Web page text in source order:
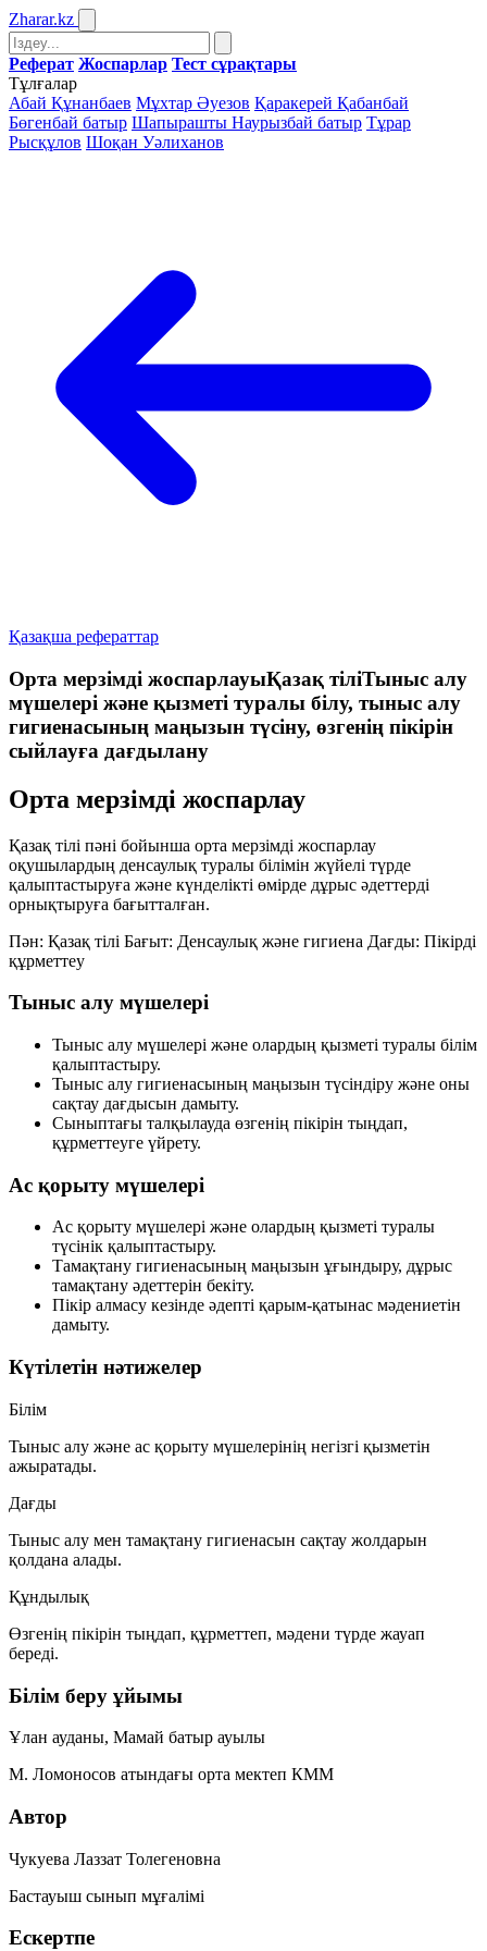
Zharar.kz
Реферат Жоспарлар Тест сұрақтары
Тұлғалар
Абай Құнанбаев Мұхтар Әуезов Қаракерей Қабанбай
Бөгенбай батыр Шапырашты Наурызбай батыр Тұрар
Рысқұлов Шоқан Уәлиханов
Қазақша рефераттар
Орта мерзімді жоспарлауыҚазақ тіліТыныс алу
мүшелері және қызметі туралы білу, тыныс алу
гигиенасының маңызын түсіну, өзгенің пікірін
сыйлауға дағдылану
Орта мерзімді жоспарлау
Қазақ тілі пәні бойынша орта мерзімді жоспарлау
оқушылардың денсаулық туралы білімін жүйелі түрде
қалыптастыруға және күнделікті өмірде дұрыс әдеттерді
орнықтыруға бағытталған.
Пән: Қазақ тілі Бағыт: Денсаулық және гигиена Дағды: Пікірді
құрметтеу
Тыныс алу мүшелері
Тыныс алу мүшелері және олардың қызметі туралы білім
қалыптастыру.
Тыныс алу гигиенасының маңызын түсіндіру және оны
сақтау дағдысын дамыту.
Сыныптағы талқылауда өзгенің пікірін тыңдап,
құрметтеуге үйрету.
Ас қорыту мүшелері
Ас қорыту мүшелері және олардың қызметі туралы
түсінік қалыптастыру.
Тамақтану гигиенасының маңызын ұғындыру, дұрыс
тамақтану әдеттерін бекіту.
Пікір алмасу кезінде әдепті қарым-қатынас мәдениетін
дамыту.
Күтілетін нәтижелер
Білім
Тыныс алу және ас қорыту мүшелерінің негізгі қызметін
ажыратады.
Дағды
Тыныс алу мен тамақтану гигиенасын сақтау жолдарын
қолдана алады.
Құндылық
Өзгенің пікірін тыңдап, құрметтеп, мәдени түрде жауап
береді.
Білім беру ұйымы
Ұлан ауданы, Мамай батыр ауылы
М. Ломоносов атындағы орта мектеп КММ
Автор
Чукуева Лаззат Толегеновна
Бастауыш сынып мұғалімі
Ескертпе